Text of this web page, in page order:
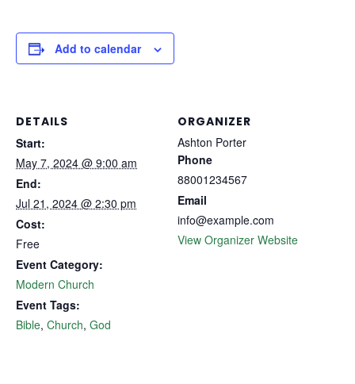
Add to calendar
DETAILS
Start:
May 7, 2024 @ 9:00 am
End:
Jul 21, 2024 @ 2:30 pm
Cost:
Free
Event Category:
Modern Church
Event Tags:
Bible, Church, God
ORGANIZER
Ashton Porter
Phone
88001234567
Email
info@example.com
View Organizer Website